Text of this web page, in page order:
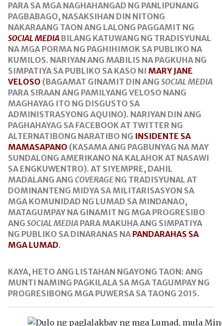
PARA SA MGA NAGHAHANGAD NG PANLIPUNANG
PAGBABAGO, NASAKSIHAN DIN NITONG
NAKARAANG TAON ANG LALONG PAGGAMIT NG
SOCIAL MEDIA BILANG KATUWANG NG TRADISYUNAL
NA MGA PORMA NG PAGHIHIMOK SA PUBLIKO NA
KUMILOS. NARIYAN ANG MABILIS NA PAGKUHA NG
SIMPATIYA SA PUBLIKO SA KASO NI MARY JANE
VELOSO (BAGAMAT GINAMIT DIN ANG SOCIAL MEDIA
PARA SIRAAN ANG PAMILYANG VELOSO NANG
MAGHAYAG ITO NG DISGUSTO SA
ADMINISTRASYONG AQUINO). NARIYAN DIN ANG
PAGHAHAYAG SA FACEBOOK AT TWITTER NG
ALTERNATIBONG NARATIBO NG INSIDENTE SA
MAMASAPANO (KASAMA ANG PAGBUNYAG NA MAY
SUNDALONG AMERIKANO NA KALAHOK AT NASAWI
SA ENGKUWENTRO). AT SIYEMPRE, DAHIL
MADALANG ANG COVERAGE NG TRADISYUNAL AT
DOMINANTENG MIDYA SA MILITARISASYON SA
MGA KOMUNIDAD NG LUMAD SA MINDANAO,
MATAGUMPAY NA GINAMIT NG MGA PROGRESIBO
ANG SOCIAL MEDIA PARA MAKUHA ANG SIMPATIYA
NG PUBLIKO SA DINARANAS NA PANDARAHAS SA
MGA LUMAD.
KAYA, HETO ANG LISTAHAN NGAYONG TAON: ANG
MUNTI NAMING PAGKILALA SA MGA TAGUMPAY NG
PROGRESIBONG MGA PUWERSA SA TAONG 2015.